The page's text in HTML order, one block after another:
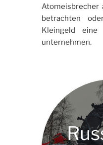
Atomeisbrecher
betrachten
Kleingeld eine
unternehmen.